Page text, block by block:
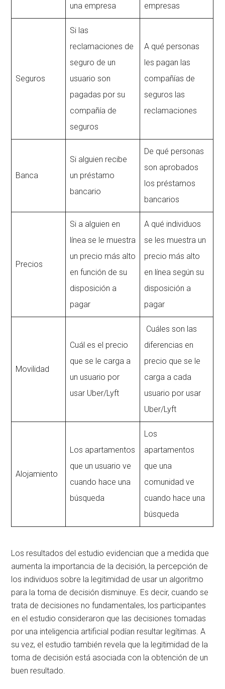
una empresa empresas
Seguros
Si las
reclamaciones de
seguro de un
usuario son
pagadas por su
compañía de
seguros
A qué personas
les pagan las
compañías de
seguros las
reclamaciones
Banca
Si alguien recibe
un préstamo
bancario
De qué personas
son aprobados
los préstamos
bancarios
Precios
Si a alguien en
línea se le muestra
un precio más alto
en función de su
disposición a
pagar
A qué individuos
se les muestra un
precio más alto
en línea según su
disposición a
pagar
Movilidad
Cuál es el precio
que se le carga a
un usuario por
usar Uber/Lyft
Cuáles son las
diferencias en
precio que se le
carga a cada
usuario por usar
Uber/Lyft
Alojamiento
Los apartamentos
que un usuario ve
cuando hace una
búsqueda
Los
apartamentos
que una
comunidad ve
cuando hace una
búsqueda
Los resultados del estudio evidencian que a medida que
aumenta la importancia de la decisión, la percepción de
los individuos sobre la legitimidad de usar un algoritmo
para la toma de decisión disminuye. Es decir, cuando se
trata de decisiones no fundamentales, los participantes
en el estudio consideraron que las decisiones tomadas
por una inteligencia artificial podían resultar legítimas. A
su vez, el estudio también revela que la legitimidad de la
toma de decisión está asociada con la obtención de un
buen resultado.